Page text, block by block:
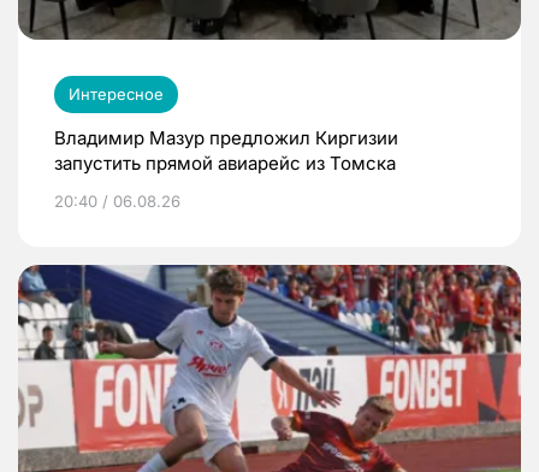
Интересное
Владимир Мазур предложил Киргизии
запустить прямой авиарейс из Томска
20:40 / 06.08.26